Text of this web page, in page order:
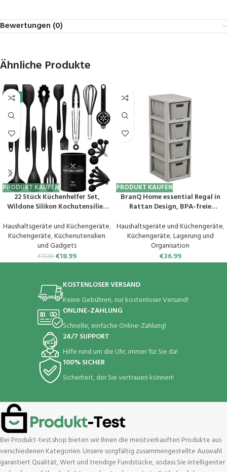
Bewertungen (0)
Ähnliche Produkte
-5%
PRODUKT KAUFEN
22 Stück Küchenhelfer Set,
Wildone Silikon Kochutensilien
Utensilienhalter,
Hitzebeständiger Kochgeschirr
Set, Antihaftbeschichtete,
Spülmaschinenfest (Schwarz)
Haushaltsgeräte und Küchengeräte,
Küchengeräte,Küchenutensilien
und Gadgets
€19.99 €18.99
PRODUKT KAUFEN
BranQ Home essential Regal in
Rattan Design, BPA-freie
x 64,2 cm, 4 Körben
Haushaltsgeräte und Küchengeräte,
Küchengeräte,Lagerung und
Organisation
€36.99
KOSTENLOSER VERSAND
Keine Gebühren, nur kostenloser Versand!
ONLINE-ZAHLUNG
Schnelle, einfache Online-Zahlung!
24/7 SUPPORT
Hilfe rund um die Uhr, immer für Sie da!
100% SICHER
Sicherheit, der Sie vertrauen können!
Bei Produkt-test.shop bieten wir Ihnen die meistverkauften Produkte aus
verschiedenen Kategorien. Unsere sorgfältig zusammengestellte Auswahl
garantiert Qualität, Wert und trendige Fundstücke, sodass Sie intelligenter